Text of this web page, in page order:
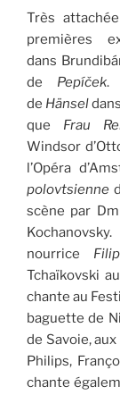
Très
premières
dans
de Pepíček.
de Hänsel
que Frau
Windsor
l’Opéra
polovtsienne
scène par
nourrice
Tchaïkovski
chante au
baguette de
de Savoie,
Philips,
chante